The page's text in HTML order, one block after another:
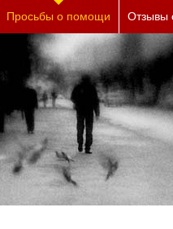
Просьбы о помощи Отзывы